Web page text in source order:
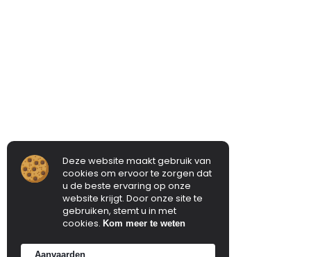
Deze website maakt gebruik van
cookies om ervoor te zorgen dat
u de beste ervaring op onze
website krijgt. Door onze site te
gebruiken, stemt u in met
cookies. Kom meer te weten
Aanvaarden